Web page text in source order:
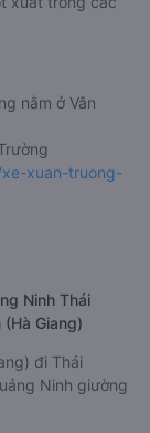
nằm ở Vân
xuan-truong-
Ninh Thái
Giang)
đi Thái
Ninh giường